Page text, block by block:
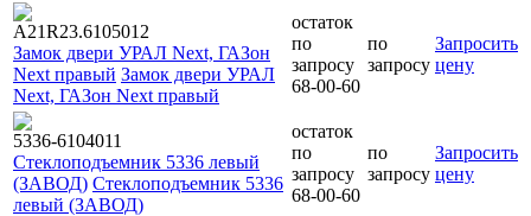
А21R23.6105012
Замок двери УРАЛ Next, ГАЗон
Next правый Замок двери УРАЛ
Next, ГАЗон Next правый
остаток
по
запросу
68-00-60
по
запросу
Запросить
цену
5336-6104011
Стеклоподъемник 5336 левый
(ЗАВОД) Стеклоподъемник 5336
левый (ЗАВОД)
остаток
по
запросу
68-00-60
по
запросу
Запросить
цену